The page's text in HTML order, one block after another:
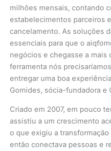
milhões mensais, contando
estabelecimentos parceiros
cancelamento. As soluções
essenciais para que o
negócios e chegasse a mais
ferramenta nós
entregar uma boa
Gomides, sócia-fundadora e
Criado em 2007, em pouco
assistiu a um crescimento
o que exigiu a
então conectava pessoas e